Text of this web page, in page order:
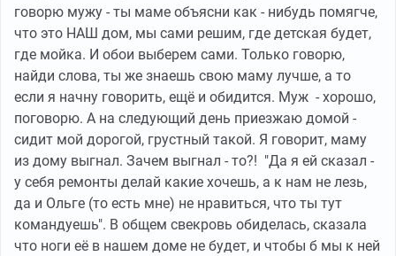
говорю мужу - ты маме объясни как - нибудь помягче,
что это НАШ дом, мы сами решим, где детская будет,
где мойка. И обои выберем сами. Только говорю,
найди слова, ты же знаешь свою маму лучше, а то
если я начну говорить, ещё и обидится. Муж - хорошо,
поговорю. А на следующий день приезжаю домой -
сидит мой дорогой, грустный такой. Я говорит, маму
из дому выгнал. Зачем выгнал - то?! "Да я ей сказал -
у себя ремонты делай какие хочешь, а к нам не лезь,
да и Ольге (то есть мне) не нравиться, что ты тут
командуешь". В общем свекровь обиделась, сказала
что ноги её в нашем доме не будет, и чтобы б мы к ней